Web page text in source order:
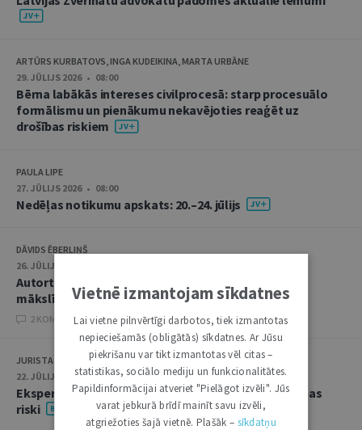
ARTŪRS KURBATOVS, INGA KUDEIKINA, MARTA URBĀNE
29. JŪLIJS 2026 • 08:00
Bērna labākās intereses civilprocesā: starp procesuālo
formālismu un pienākumu nekavējoties reaģēt uz
drošības riskiem
PAULA LIPE
27. JŪLIJS 2026 • 08:00
Nedēļas notikumu apskats: 20.–24. jūlijs
DĀVIDS ĒBERLIŅŠ
26. JŪLIJS 2026 • 08:00
Autortiesību subjekta un objekta juridiskie aspekti
mākslīgā intelekta kontekstā
2 KOMENTĀRI
JURISTA VĀRDS
22. JŪLIJS 2026 • 14:00
Ekspertu saruna jūlijā: krimināltiesības un būvniecības
riski
Vietnē izmantojam sīkdatnes
Lai vietne pilnvērtīgi darbotos, tiek izmantotas
nepieciešamās (obligātās) sīkdatnes. Ar Jūsu
piekrišanu var tikt izmantotas vēl citas –
statistikas, sociālo mediju un funkcionalitātes.
Papildinformācijai atveriet "Pielāgot izvēli". Jūs
varat jebkurā brīdī mainīt savu izvēli,
atgriežoties šajā vietnē. Plašāk – sīkdatņu